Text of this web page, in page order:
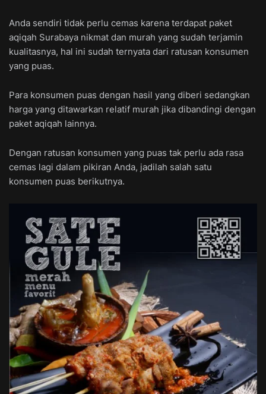
Anda sendiri tidak perlu cemas karena terdapat paket
aqiqah Surabaya nikmat dan murah yang sudah terjamin
kualitasnya, hal ini sudah ternyata dari ratusan konsumen
yang puas.
Para konsumen puas dengan hasil yang diberi sedangkan
harga yang ditawarkan relatif murah jika dibandingi dengan
paket aqiqah lainnya.
Dengan ratusan konsumen yang puas tak perlu ada rasa
cemas lagi dalam pikiran Anda, jadilah salah satu
konsumen puas berikutnya.